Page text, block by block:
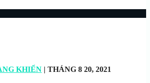
KHIỂN | THÁNG 8 20, 2021